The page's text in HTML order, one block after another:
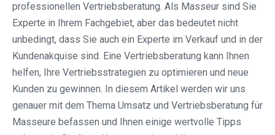
professionellen Vertriebsberatung. Als Masseur sind Sie
Experte in Ihrem Fachgebiet, aber das bedeutet nicht
unbedingt, dass Sie auch ein Experte im Verkauf und in der
Kundenakquise sind. Eine Vertriebsberatung kann Ihnen
helfen, Ihre Vertriebsstrategien zu optimieren und neue
Kunden zu gewinnen. In diesem Artikel werden wir uns
genauer mit dem Thema Umsatz und Vertriebsberatung für
Masseure befassen und Ihnen einige wertvolle Tipps